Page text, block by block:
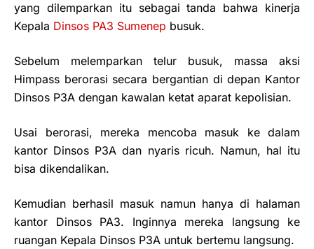
yang dilemparkan itu sebagai tanda bahwa kinerja
Kepala Dinsos PA3 Sumenep busuk.
Sebelum melemparkan telur busuk, massa aksi
Himpass berorasi secara bergantian di depan Kantor
Dinsos P3A dengan kawalan ketat aparat kepolisian.
Usai berorasi, mereka mencoba masuk ke dalam
kantor Dinsos P3A dan nyaris ricuh. Namun, hal itu
bisa dikendalikan.
Kemudian berhasil masuk namun hanya di halaman
kantor Dinsos PA3. Inginnya mereka langsung ke
ruangan Kepala Dinsos P3A untuk bertemu langsung.